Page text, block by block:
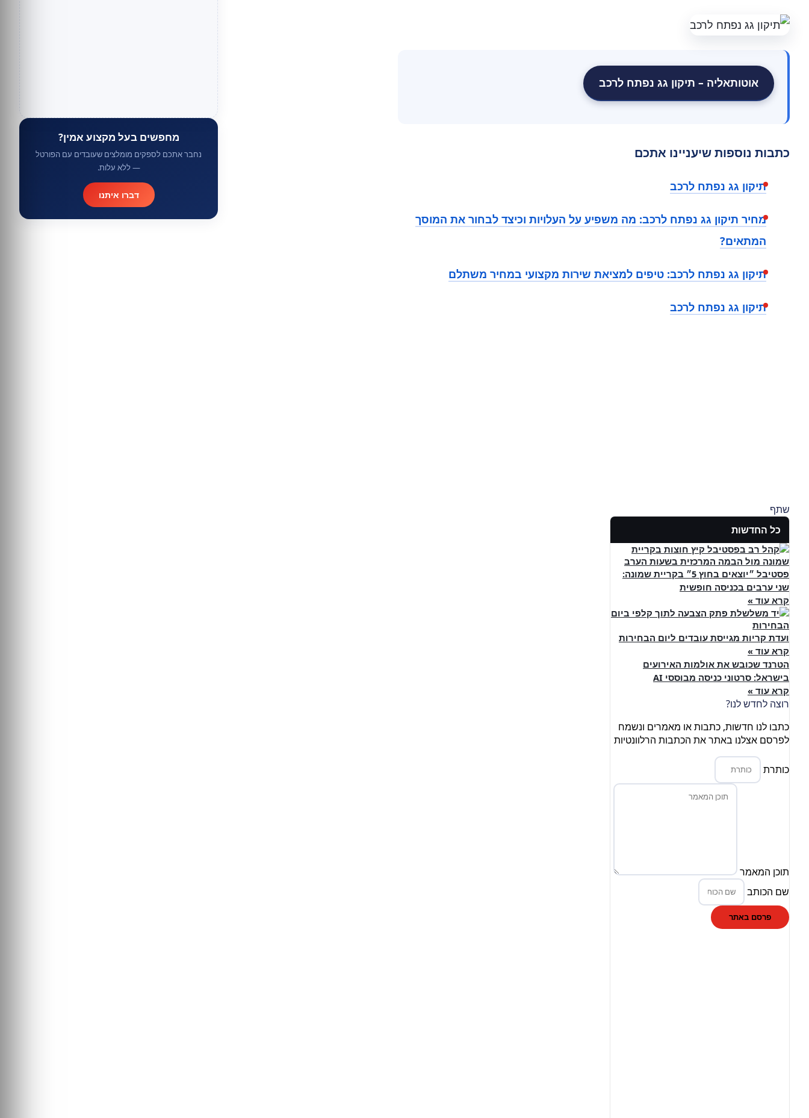
אוטותאליה – תיקון גג נפתח לרכב
כתבות נוספות שיעניינו אתכם
תיקון גג נפתח לרכב
מחיר תיקון גג נפתח לרכב: מה משפיע על העלויות וכיצד לבחור את המוסך
המתאים?
תיקון גג נפתח לרכב: טיפים למציאת שירות מקצועי במחיר משתלם
תיקון גג נפתח לרכב
שתף
כל החדשות
פסטיבל ״יוצאים בחוץ 5״ בקריית שמונה:
שני ערבים בכניסה חופשית
קרא עוד »
ועדת קריות מגייסת עובדים ליום הבחירות
קרא עוד »
הטרנד שכובש את אולמות האירועים
בישראל: סרטוני כניסה מבוססי AI
קרא עוד »
רוצה לחדש לנו?
כתבו לנו חדשות, כתבות או מאמרים ונשמח
לפרסם אצלנו באתר את הכתבות הרלוונטיות
כותרת
תוכן המאמר
שם הכותב
פרסם באתר
מחפשים בעל מקצוע אמין?
נחבר אתכם לספקים מומלצים שעובדים עם הפורטל
— ללא עלות.
דברו איתנו